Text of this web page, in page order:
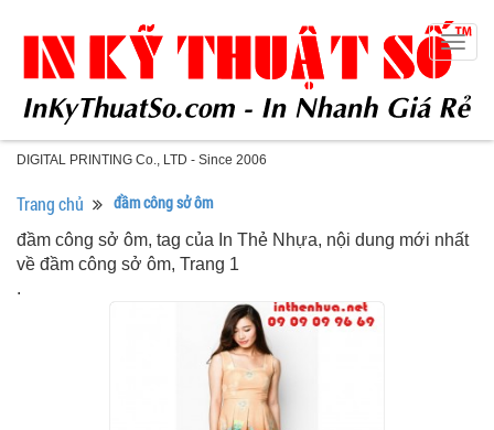
DIGITAL PRINTING Co., LTD - Since 2006
Trang chủ đầm công sở ôm
đầm công sở ôm, tag của In Thẻ Nhựa, nội dung mới nhất
về đầm công sở ôm, Trang 1
.